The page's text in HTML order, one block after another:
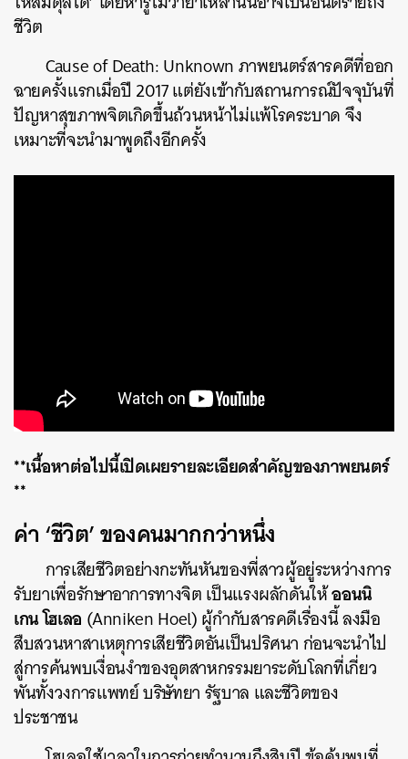
ชีวิต
Cause of Death: Unknown ภาพยนตร์สารคดีที่ออก
ฉายครั้งแรกเมื่อปี 2017 แต่ยังเข้ากับสถานการณ์ปัจจุบันที่
ปัญหาสุขภาพจิตเกิดขึ้นถ้วนหน้าไม่แพ้โรคระบาด จึง
เหมาะที่จะนำมาพูดถึงอีกครั้ง
**เนื้อหาต่อไปนี้เปิดเผยรายละเอียดสำคัญของภาพยนตร์
**
ค่า ‘ชีวิต’ ของคนมากกว่าหนึ่ง
การเสียชีวิตอย่างกะทันหันของพี่สาวผู้อยู่ระหว่างการ
รับยาเพื่อรักษาอาการทางจิต เป็นแรงผลักดันให้ออนนิ
เกน โฮเลอ (Anniken Hoel) ผู้กำกับสารคดีเรื่องนี้ ลงมือ
สืบสวนหาสาเหตุการเสียชีวิตอันเป็นปริศนา ก่อนจะนำไป
สู่การค้นพบเงื่อนงำของอุตสาหกรรมยาระดับโลกที่เกี่ยว
พันทั้งวงการแพทย์ บริษัทยา รัฐบาล และชีวิตของ
ประชาชน